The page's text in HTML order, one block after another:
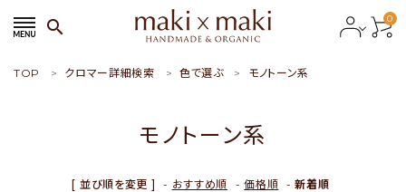
search 0
TOP クロマー詳細検索 色で選ぶ モノトーン系
モノトーン系
[ 並び順を変更 ] - おすすめ順 -価格順 -新着順